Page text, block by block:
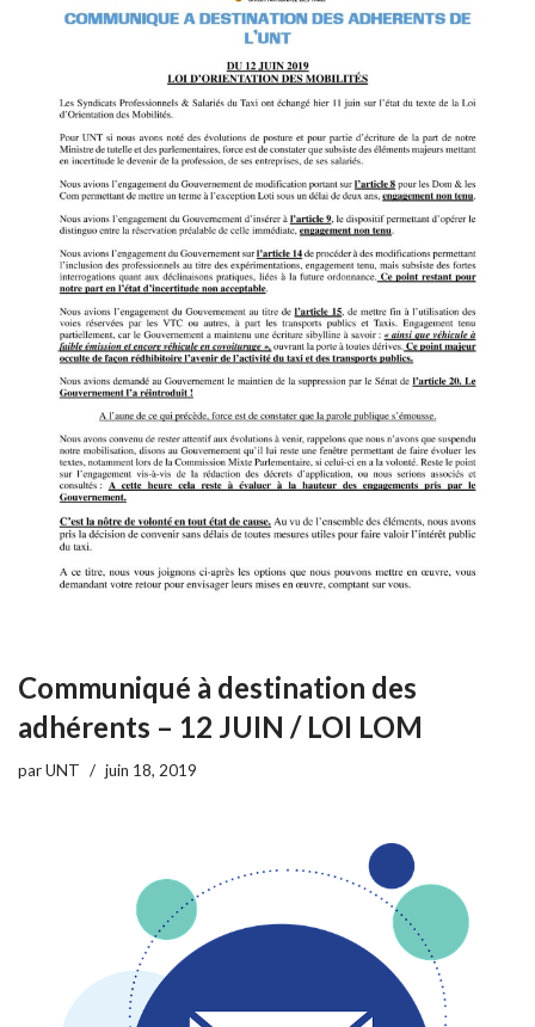
Communiqué à destination des
adhérents – 12 JUIN / LOI LOM
parUNT juin 18, 2019